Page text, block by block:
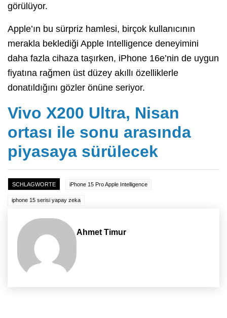
görülüyor.
Apple’ın bu sürpriz hamlesi, birçok kullanıcının
merakla beklediği Apple Intelligence deneyimini
daha fazla cihaza taşırken, iPhone 16e’nin de uygun
fiyatına rağmen üst düzey akıllı özelliklerle
donatıldığını gözler önüne seriyor.
Vivo X200 Ultra, Nisan
ortası ile sonu arasında
piyasaya sürülecek
SCHLAGWORTE iPhone 15 Pro Apple Intelligence
iphone 15 serisi yapay zeka
Ahmet Timur